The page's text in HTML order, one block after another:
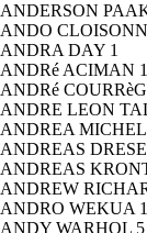
ANDERSON
ANDO
ANDRA DAY 1
ANDRé ACIMAN 1
ANDRé
ANDRE LEON
ANDREA
ANDREAS
ANDREAS
ANDREW
ANDRO WEKUA 1
ANDY WARHOL 5